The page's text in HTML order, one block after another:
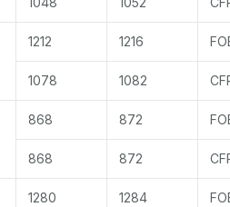
1212 1216
1078 1082
868 872
868 872
1280 1284